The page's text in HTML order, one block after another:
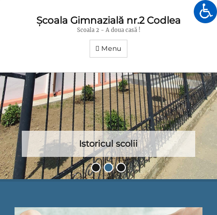
Școala Gimnazială nr.2 Codlea
Scoala 2 - A doua casă !
Menu
Istoricul scolii
Posted
on
Gimnazială